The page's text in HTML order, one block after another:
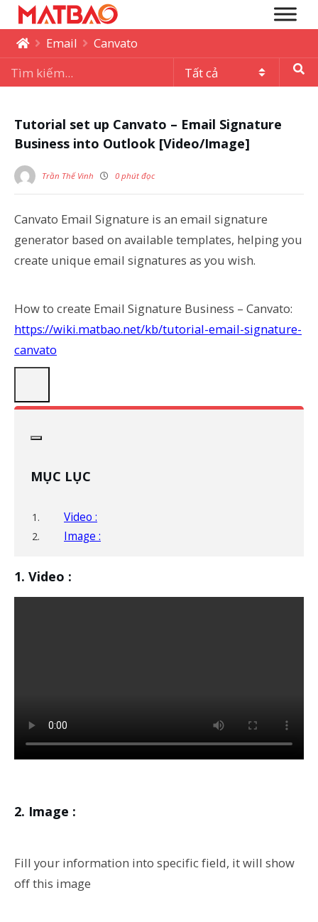
Email Canvato
Tutorial set up Canvato – Email Signature
Business into Outlook [Video/Image]
Trần Thế Vinh 0 phút đọc
Canvato Email Signature is an email signature
generator based on available templates, helping you
create unique email signatures as you wish.
How to create Email Signature Business – Canvato:
https://wiki.matbao.net/kb/tutorial-email-signature-
canvato
MỤC LỤC
Video :
Image :
Video :
Image :
Fill your information into specific field, it will show
off this image